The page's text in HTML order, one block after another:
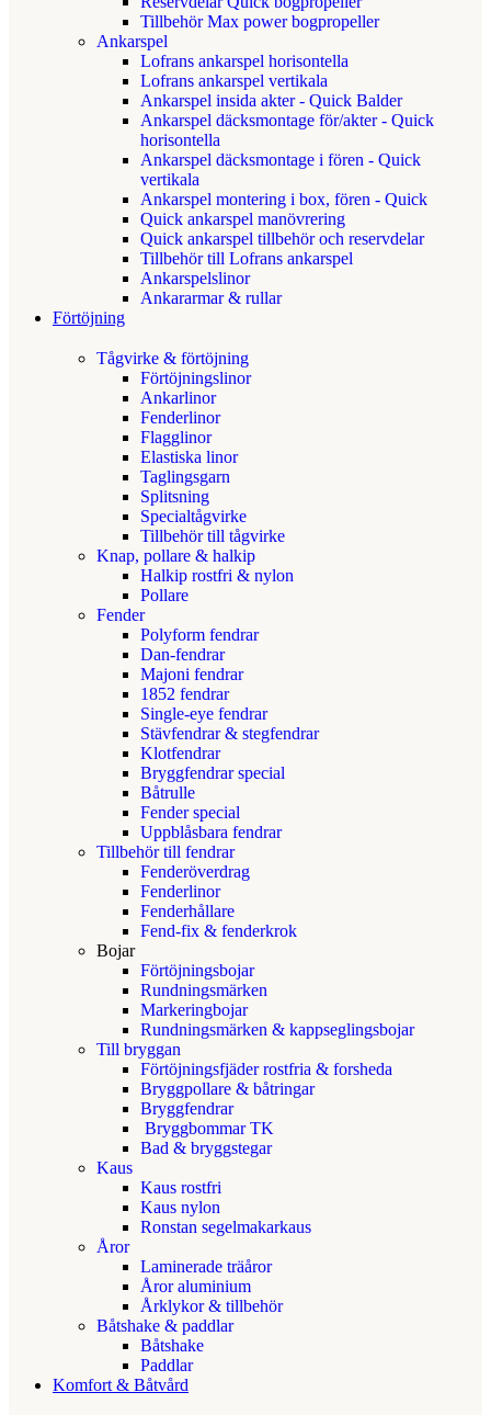
Tillbehör Max power bogpropeller
Ankarspel
Lofrans ankarspel horisontella
Lofrans ankarspel vertikala
Ankarspel insida akter - Quick Balder
Ankarspel däcksmontage för/akter - Quick
horisontella
Ankarspel däcksmontage i fören - Quick
vertikala
Ankarspel montering i box, fören - Quick
Quick ankarspel manövrering
Quick ankarspel tillbehör och reservdelar
Tillbehör till Lofrans ankarspel
Ankarspelslinor
Ankararmar & rullar
Förtöjning
Tågvirke & förtöjning
Förtöjningslinor
Ankarlinor
Fenderlinor
Flagglinor
Elastiska linor
Taglingsgarn
Splitsning
Specialtågvirke
Tillbehör till tågvirke
Knap, pollare & halkip
Halkip rostfri & nylon
Pollare
Fender
Polyform fendrar
Dan-fendrar
Majoni fendrar
1852 fendrar
Single-eye fendrar
Stävfendrar & stegfendrar
Klotfendrar
Bryggfendrar special
Båtrulle
Fender special
Uppblåsbara fendrar
Tillbehör till fendrar
Fenderöverdrag
Fenderlinor
Fenderhållare
Fend-fix & fenderkrok
Bojar
Förtöjningsbojar
Rundningsmärken
Markeringbojar
Rundningsmärken & kappseglingsbojar
Till bryggan
Förtöjningsfjäder rostfria & forsheda
Bryggpollare & båtringar
Bryggfendrar
Bryggbommar TK
Bad & bryggstegar
Kaus
Kaus rostfri
Kaus nylon
Ronstan segelmakarkaus
Åror
Laminerade träåror
Åror aluminium
Årklykor & tillbehör
Båtshake & paddlar
Båtshake
Paddlar
Komfort & Båtvård